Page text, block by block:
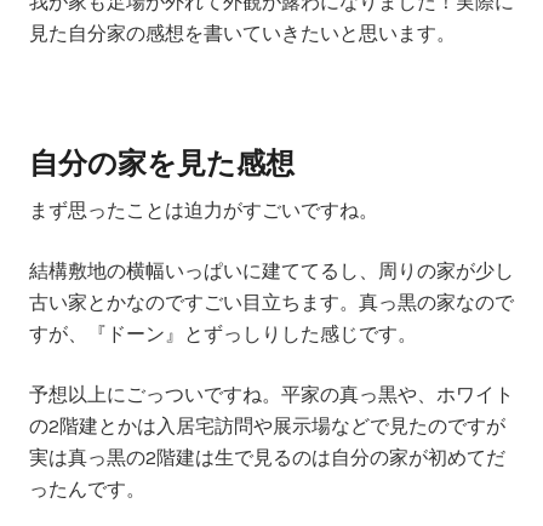
見た自分家の感想を書いていきたいと思います。
自分の家を見た感想
まず思ったことは迫力がすごいですね。
結構敷地の横幅いっぱいに建ててるし、周りの家が少し
古い家とかなのですごい目立ちます。真っ黒の家なので
すが、
『ドーン』とずっしりした感じです。
予想以上にごっついですね。平家の真っ黒や、ホワイト
の2階建とかは入居宅訪問や展示場などで見たのですが
実は真っ黒の2階建は生で見るのは自分の家が初めてだ
ったんです。